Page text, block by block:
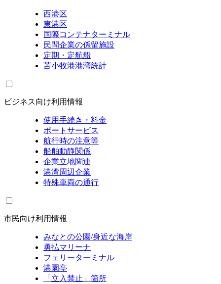
西港区
東港区
国際コンテナターミナル
民間企業の係留施設
定期・定航船
苫小牧港港湾統計
ビジネス向け利用情報
使用手続き・料金
ポートサービス
航行時の注意等
船舶動静関係
企業立地関連
港湾周辺企業
特殊車両の通行
市民向け利用情報
みなとの公園/身近な海岸
勇払マリーナ
フェリーターミナル
港園亭
「立入禁止」箇所